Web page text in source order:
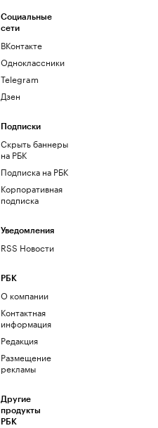
Социальные
сети
ВКонтакте
Одноклассники
Telegram
Дзен
Подписки
Скрыть баннеры
на РБК
Подписка на РБК
Корпоративная
подписка
Уведомления
RSS Новости
РБК
О компании
Контактная
информация
Редакция
Размещение
рекламы
Другие
продукты
РБК